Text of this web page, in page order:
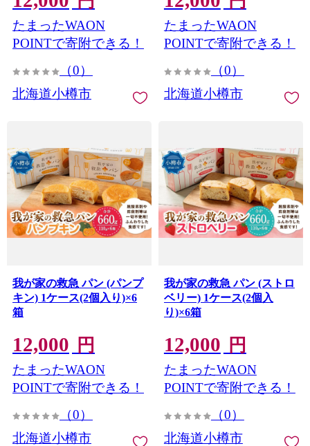
たまったWAON
POINTで寄附できる！
（0）
北海道小樽市
たまったWAON
POINTで寄附できる！
（0）
北海道小樽市
我が家の救急 パン (パンプ
キン) 1ケース(2個入り)×6
箱
12,000 円
たまったWAON
POINTで寄附できる！
（0）
北海道小樽市
我が家の救急 パン (ストロ
ベリー) 1ケース(2個入
り)×6箱
12,000 円
たまったWAON
POINTで寄附できる！
（0）
北海道小樽市